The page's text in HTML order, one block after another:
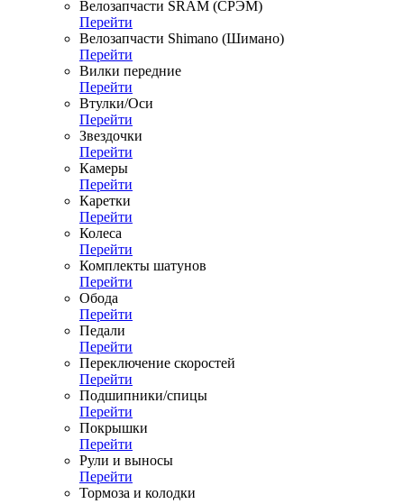
Велозапчасти SRAM (СРЭМ)
Перейти
Велозапчасти Shimano (Шимано)
Перейти
Вилки передние
Перейти
Втулки/Оси
Перейти
Звездочки
Перейти
Камеры
Перейти
Каретки
Перейти
Колеса
Перейти
Комплекты шатунов
Перейти
Обода
Перейти
Педали
Перейти
Переключение скоростей
Перейти
Подшипники/спицы
Перейти
Покрышки
Перейти
Рули и выносы
Перейти
Тормоза и колодки